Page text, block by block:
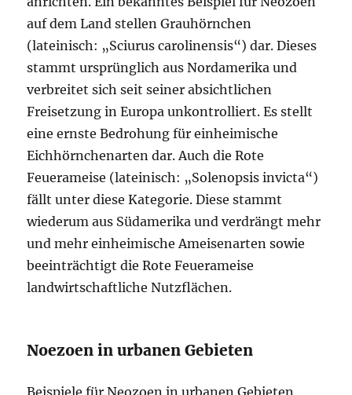
auf dem Land stellen Grauhörnchen
(lateinisch: „Sciurus carolinensis“) dar. Dieses
stammt ursprünglich aus Nordamerika und
verbreitet sich seit seiner absichtlichen
Freisetzung in Europa unkontrolliert. Es stellt
eine ernste Bedrohung für einheimische
Eichhörnchenarten dar. Auch die Rote
Feuerameise (lateinisch: „Solenopsis invicta“)
fällt unter diese Kategorie. Diese stammt
wiederum aus Südamerika und verdrängt mehr
und mehr einheimische Ameisenarten sowie
beeinträchtigt die Rote Feuerameise
landwirtschaftliche Nutzflächen.
Noezoen in urbanen Gebieten
Beispiele für Neozoen in urbanen Gebieten